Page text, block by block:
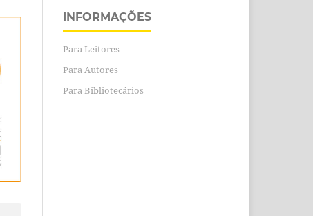
INFORMAÇÕES
Para Leitores
Para Autores
Para Bibliotecários